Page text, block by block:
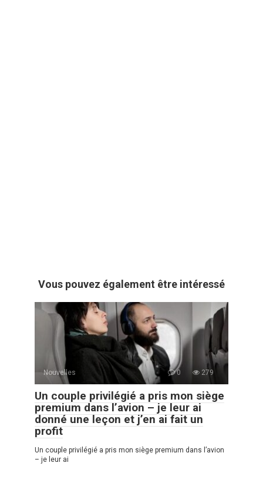
Vous pouvez également être intéressé
Nouvelles 0 279
Un couple privilégié a pris mon siège
premium dans l’avion – je leur ai
donné une leçon et j’en ai fait un
profit
Un couple privilégié a pris mon siège premium dans l’avion
– je leur ai